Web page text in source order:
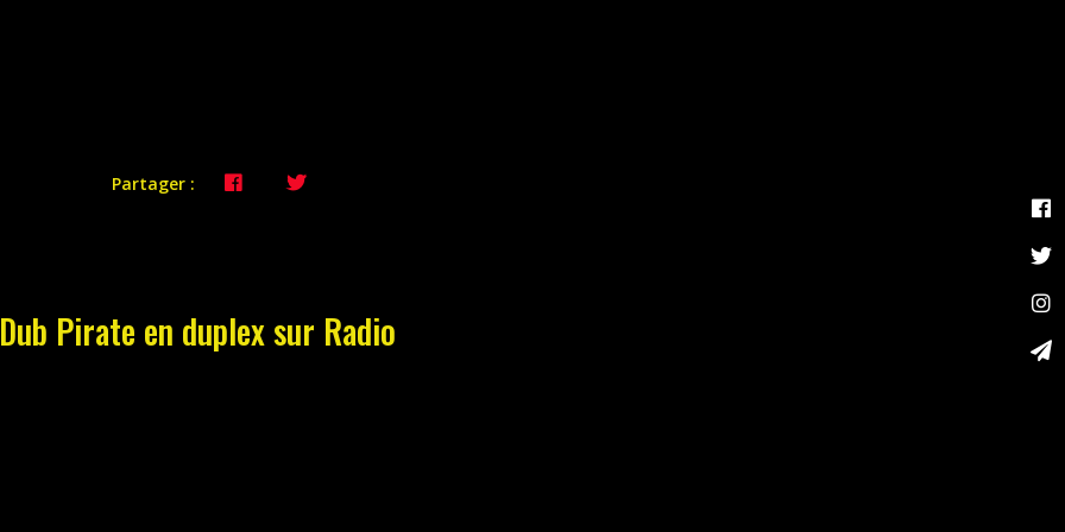
Partager :
Pirate en duplex sur Radio